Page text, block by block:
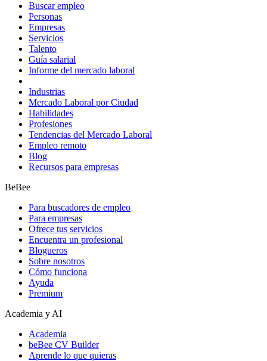
Buscar empleo
Personas
Empresas
Servicios
Talento
Guía salarial
Informe del mercado laboral
Industrias
Mercado Laboral por Ciudad
Habilidades
Profesiones
Tendencias del Mercado Laboral
Empleo remoto
Blog
Recursos para empresas
BeBee
Para buscadores de empleo
Para empresas
Ofrece tus servicios
Encuentra un profesional
Blogueros
Sobre nosotros
Cómo funciona
Ayuda
Premium
Academia y AI
Academia
beBee CV Builder
Aprende lo que quieras